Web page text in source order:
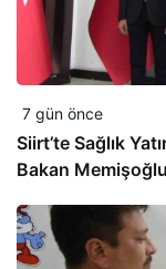
7 gün önce
Siirt’te Sağlık
Bakan